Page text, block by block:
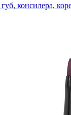
консилера,